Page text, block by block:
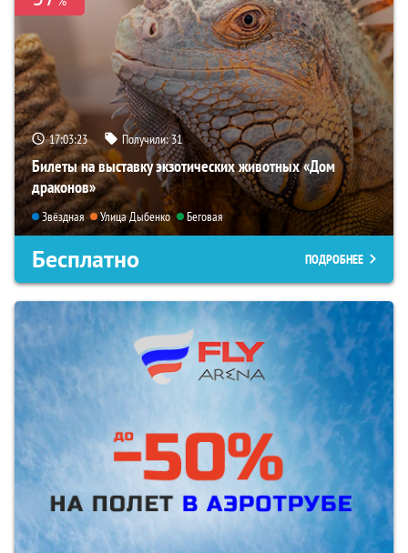
17:03:21 Получили:31
Билеты на выставку экзотических животных «Дом
драконов»
Звёздная Улица Дыбенко Беговая
Бесплатно ПОДРОБНЕЕ